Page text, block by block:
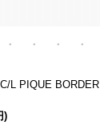
L PIQUE BORDER
)